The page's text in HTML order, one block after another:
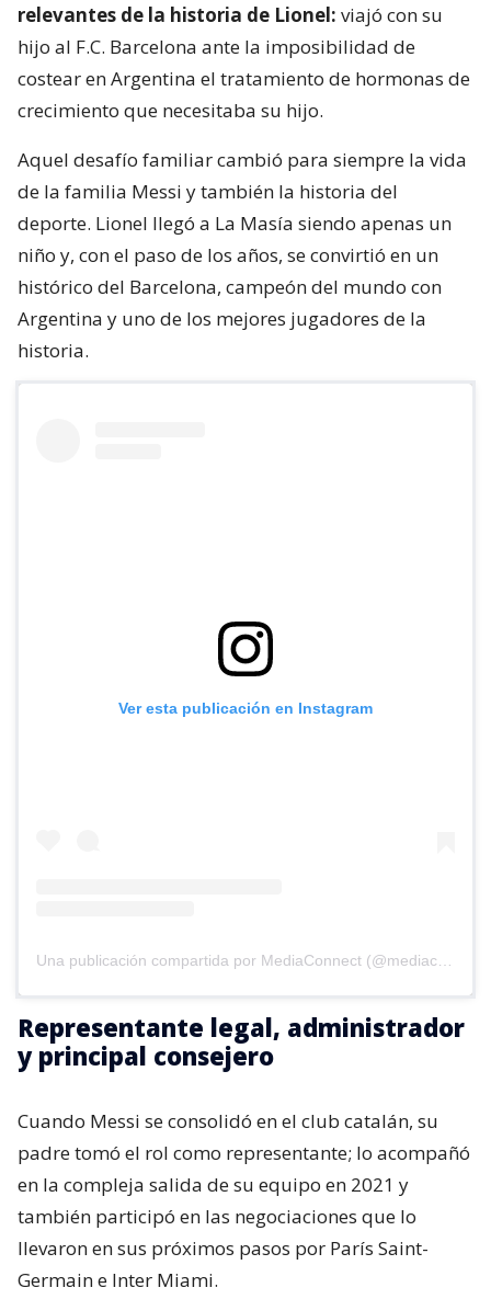
relevantes de la historia de Lionel: viajó con su
hijo al F.C. Barcelona ante la imposibilidad de
costear en Argentina el tratamiento de hormonas de
crecimiento que necesitaba su hijo.
Aquel desafío familiar cambió para siempre la vida
de la familia Messi y también la historia del
deporte. Lionel llegó a La Masía siendo apenas un
niño y, con el paso de los años, se convirtió en un
histórico del Barcelona, campeón del mundo con
Argentina y uno de los mejores jugadores de la
historia.
Ver esta publicación en Instagram
Representante legal, administrador
y principal consejero
Cuando Messi se consolidó en el club catalán, su
padre tomó el rol como representante; lo acompañó
en la compleja salida de su equipo en 2021 y
también participó en las negociaciones que lo
llevaron en sus próximos pasos por París Saint-
Germain e Inter Miami.